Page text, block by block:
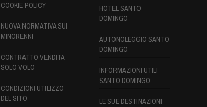
COOKIE POLICY
NUOVA NORMATIVA SUI
MINORENNI
CONTRATTO VENDITA
SOLO VOLO
CONDIZIONI UTILIZZO
DEL SITO
HOTEL SANTO
DOMINGO
AUTONOLEGGIO SANTO
DOMINGO
INFORMAZIONI UTILI
SANTO DOMINGO
LE SUE DESTINAZIONI